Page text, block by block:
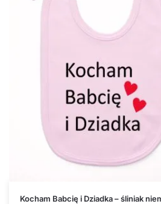
Kocham Babcię i Dziadka – śliniak